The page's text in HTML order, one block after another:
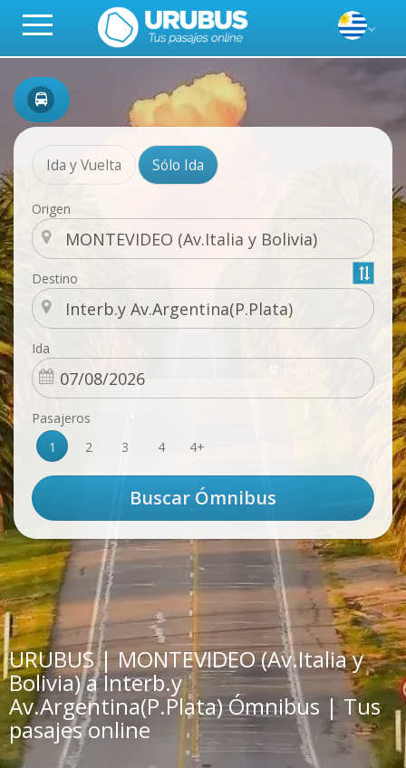
Ida y Vuelta Sólo Ida
Origen
Destino
Ida
Pasajeros
1
2 3 4 4+
URUBUS | MONTEVIDEO (Av.Italia y
Bolivia) a Interb.y
Av.Argentina(P.Plata) Ómnibus | Tus
pasajes online